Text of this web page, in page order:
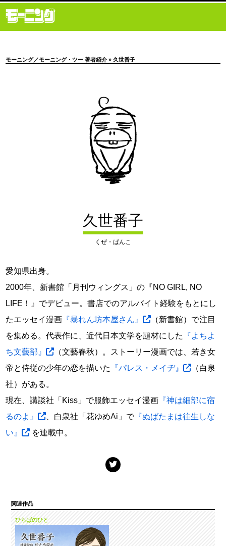
モーニング／モーニング・ツー 著者紹介 » 久世番子
久世番子
くぜ・ばんこ
愛知県出身。
2000年、新書館「月刊ウィングス」の『NO GIRL, NO
LIFE！』でデビュー。書店でのアルバイト経験をもとにし
たエッセイ漫画 『暴れん坊本屋さん』
（新書館）で注目
を集める。代表作に、近代日本文学を題材にした
『よちよ
ち文藝部』
（文藝春秋）。ストーリー漫画では、若き女
帝と侍従の少年の恋を描いた
『パレス・メイヂ』
（白泉
社）がある。
現在、講談社「Kiss」で服飾エッセイ漫画 『神は細部に宿
るのよ』
、白泉社「花ゆめAi」で『ぬばたまは往生しな
い』
を連載中。
関連作品
ひらばのひと